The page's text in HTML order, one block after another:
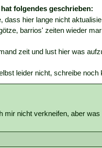
hat folgendes geschrieben:
dass hier lange nicht
barrios' zeiten wieder
zeit und lust hier was
leider nicht, schreibe noch
mir nicht verkneifen, aber